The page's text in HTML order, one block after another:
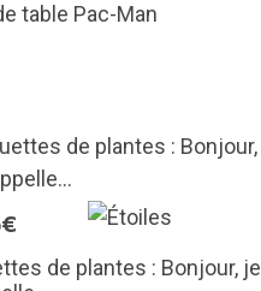
table Pac-Man
de plantes : Bonjour, je